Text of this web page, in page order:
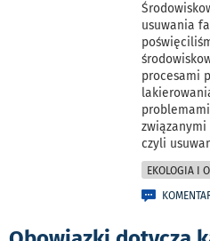
usuwania
procesami
czyli
EKOLOGIA I